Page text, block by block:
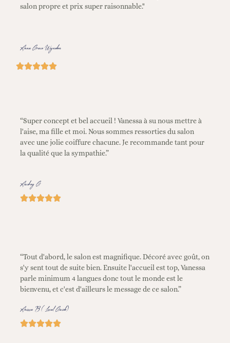
salon propre et prix super raisonnable."
Anna Grace Wyneken

“Super concept et bel accueil ! Vanessa à su nous mettre à
l'aise, ma fille et moi. Nous sommes ressorties du salon
avec une jolie coiffure chacune. Je recommande tant pour
la qualité que la sympathie.”
Audrey G

“Tout d'abord, le salon est magnifique. Décoré avec goût, on
s'y sent tout de suite bien. Ensuite l'accueil est top, Vanessa
parle minimum 4 langues donc tout le monde est le
bienvenu, et c'est d'ailleurs le message de ce salon.”
Anissa B ( Local Guide)
